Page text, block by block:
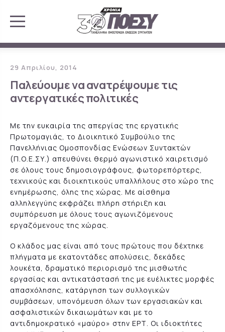
29 Απριλίου, 2014
Παλεύουμε να ανατρέψουμε τις
αντεργατικές πολιτικές
Με την ευκαιρία της απεργίας της εργατικής
Πρωτομαγιάς, το Διοικητικό Συμβούλιο της
Πανελλήνιας Ομοσπονδίας Ενώσεων Συντακτών
(Π.Ο.Ε.ΣΥ.) απευθύνει θερμό αγωνιστικό χαιρετισμό
σε όλους τους δημοσιογράφους, φωτορεπόρτερς,
τεχνικούς και διοικητικούς υπαλλήλους στο χώρο της
ενημέρωσης, όλης της χώρας. Με αίσθημα
αλληλεγγύης εκφράζει πλήρη στήριξη και
συμπόρευση με όλους τους αγωνιζόμενους
εργαζόμενους της χώρας.
Ο κλάδος μας είναι από τους πρώτους που δέχτηκε
πλήγματα με εκατοντάδες απολύσεις, δεκάδες
λουκέτα, δραματικό περιορισμό της μισθωτής
εργασίας και αντικατάστασή της με ευέλικτες μορφές
απασχόλησης, κατάργηση των συλλογικών
συμβάσεων, υπονόμευση όλων των εργασιακών και
ασφαλιστικών δικαιωμάτων και με το
αντιδημοκρατικό «μαύρο» στην ΕΡΤ. Οι ιδιοκτήτες